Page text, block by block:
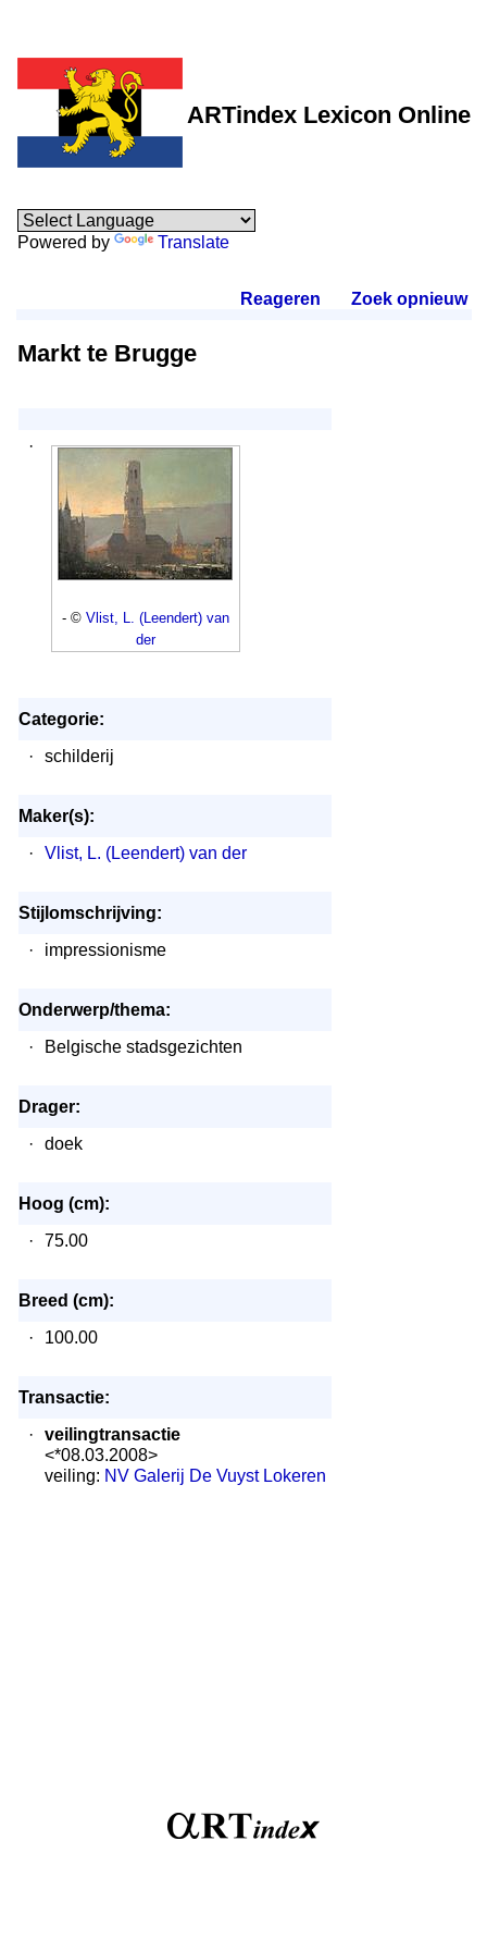
ARTindex Lexicon Online
Powered by Translate
Reageren Zoek opnieuw.
Markt te Brugge
·
- © Vlist, L. (Leendert) van
der
Categorie:
·
schilderij
Maker(s):
·
Vlist, L. (Leendert) van der
Stijlomschrijving:
·
impressionisme
Onderwerp/thema:
·
Belgische stadsgezichten
Drager:
·
doek
Hoog (cm):
·
75.00
Breed (cm):
·
100.00
Transactie:
·
veilingtransactie
<*08.03.2008>
veiling: NV Galerij De Vuyst Lokeren